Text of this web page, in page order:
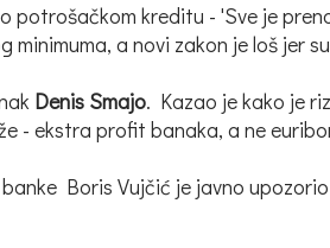
potrošačkom kreditu - 'Sve je
a novi zakon je loš jer
Denis Smajo. Kazao je kako je
- ekstra profit banaka, a ne
Boris Vujčić je javno